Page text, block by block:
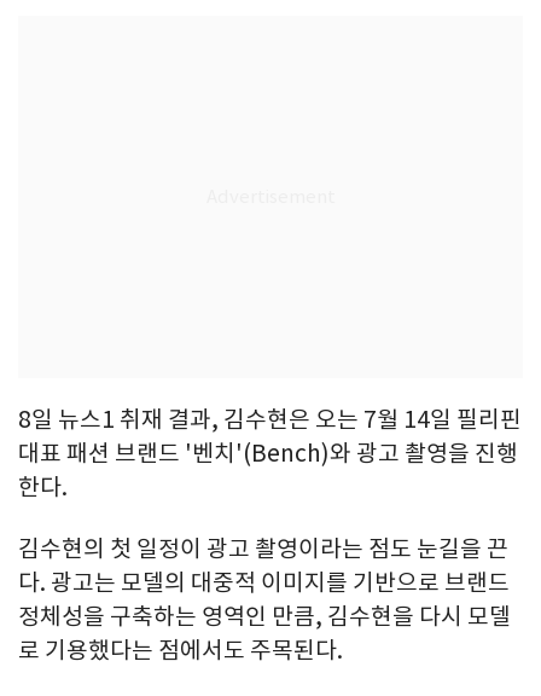
8일 뉴스1 취재 결과, 김수현은 오는 7월 14일 필리핀
대표 패션 브랜드 '벤치'(Bench)와 광고 촬영을 진행
한다.
김수현의 첫 일정이 광고 촬영이라는 점도 눈길을 끈
다. 광고는 모델의 대중적 이미지를 기반으로 브랜드
정체성을 구축하는 영역인 만큼, 김수현을 다시 모델
로 기용했다는 점에서도 주목된다.